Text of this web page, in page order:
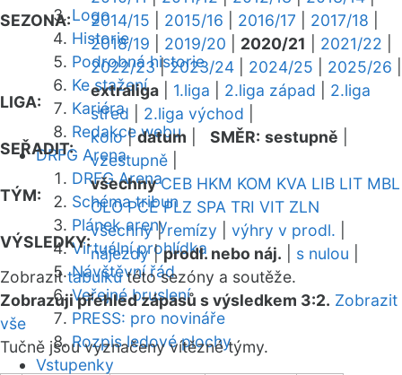
Logo
Historie
Podrobná historie
Ke stažení
Kariéra
Redakce webu
DRFG Arena
DRFG Arena
Schéma tribun
Plánek areny
Virtuální prohlídka
Návštěvní řád
Veřejné bruslení
PRESS: pro novináře
Rozpis ledové plochy
Vstupenky
SEZONA:
2014/15
2015/16 2016/17 2017/18
2018/19
2019/20 2020/21 2021/22
2022/23|2023/24 2024/25 2025/26
LIGA:
extraliga 1.liga 2.liga západ
2.liga
střed
2.liga východ
SEŘADIT:
kolo|datum SMĚR: sestupně
vzestupně
TÝM:
všechny CEB HKM KOM KVA LIB LIT MBL
OLO PCE PLZ SPA TRI VIT ZLN
VÝSLEDKY:
všechny|remízy výhry v prodl.
nájezdy|prodl. nebo náj. s nulou
Zobrazittabulkutéto sezóny a soutěže.
Zobrazuji přehled zápasů s výsledkem 3:2. Zobrazit
vše
Tučně jsou vyznačeny vítězné týmy.